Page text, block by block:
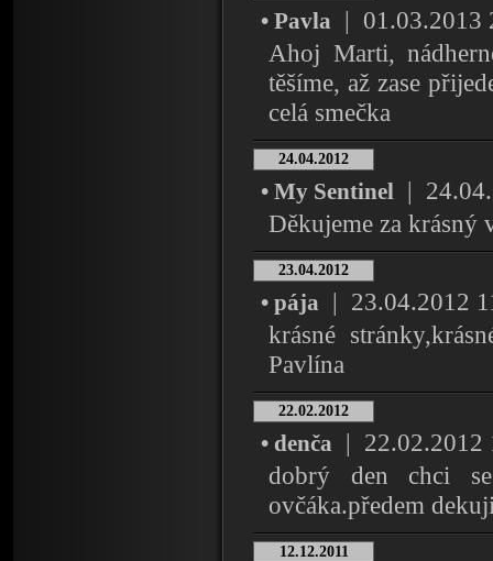
• Pavla | 01.03.2013
Ahoj Marti,
těšíme, až zase
celá smečka
24.04.2012
• My Sentinel |
Děkujeme za krásný
23.04.2012
• pája | 23.04.2012
krásné
Pavlína
22.02.2012
• denča |
dobrý den chci
ovčáka.předem
12.12.2011